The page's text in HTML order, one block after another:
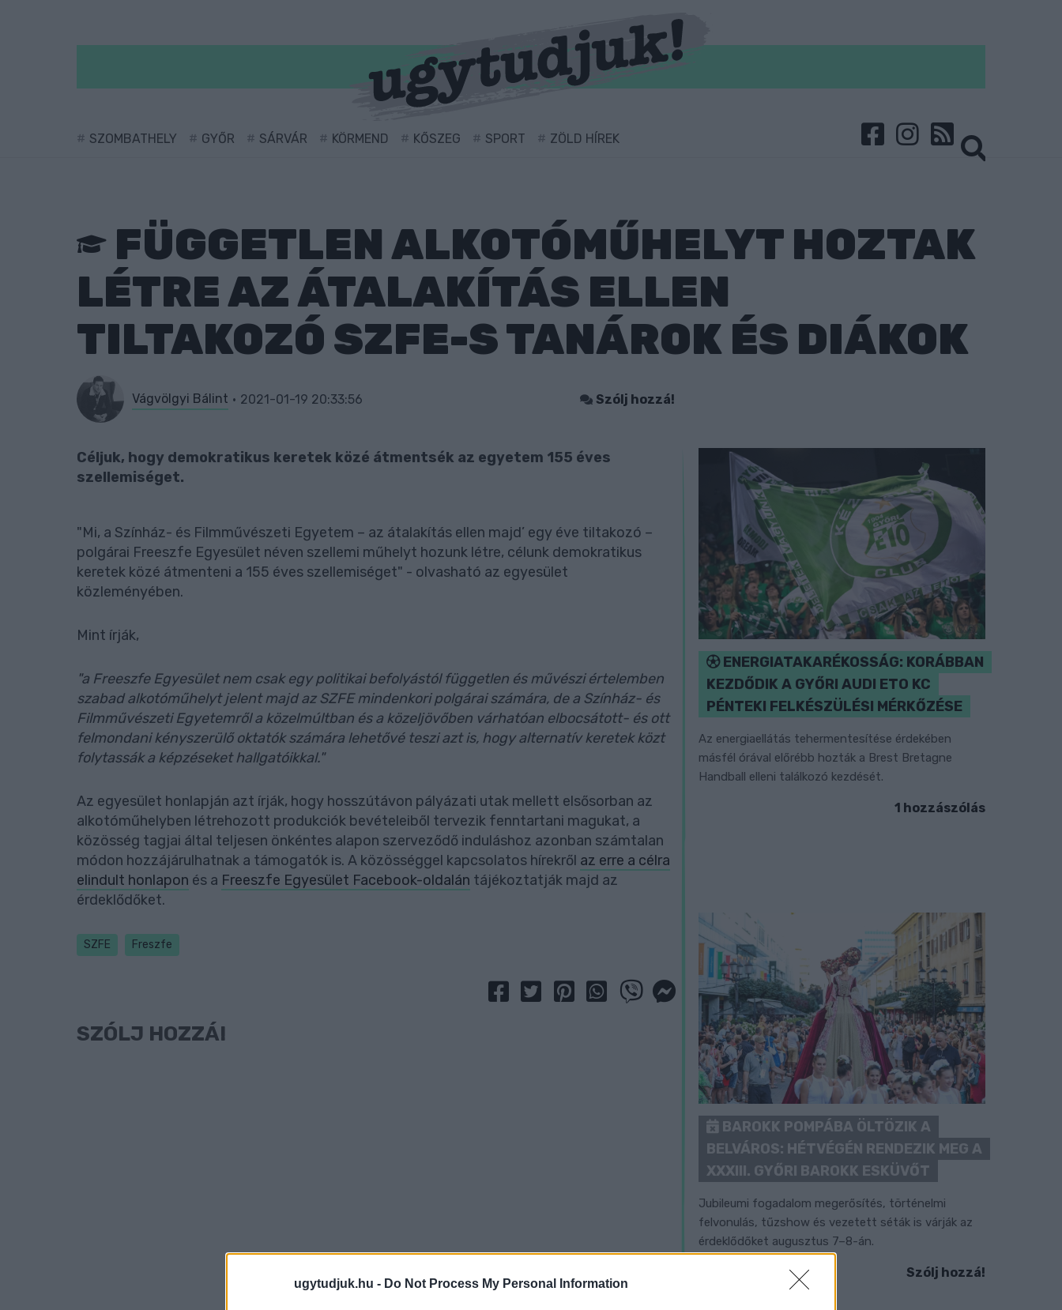
ugytudjuk.hu - Do Not Process My Personal Information
SZOMBATHELY GYŐR SÁRVÁR KÖRMEND KŐSZEG SPORT ZÖLD HÍREK
FÜGGETLEN ALKOTÓMŰHELYT HOZTAK
LÉTRE AZ ÁTALAKÍTÁS ELLEN
TILTAKOZÓ SZFE-S TANÁROK ÉS DIÁKOK
Vágvölgyi Bálint 2021-01-19 20:33:56 Szólj hozzá!
Céljuk, hogy demokratikus keretek közé átmentsék az egyetem 155 éves
szellemiséget.
"Mi, a Színház- és Filmművészeti Egyetem – az átalakítás ellen majd’ egy éve tiltakozó –
polgárai Freeszfe Egyesület néven szellemi műhelyt hozunk létre, célunk demokratikus
keretek közé átmenteni a 155 éves szellemiséget" - olvasható az egyesület
közleményében.
Mint írják,
"a Freeszfe Egyesület nem csak egy politikai befolyástól független és művészi értelemben
szabad alkotóműhelyt jelent majd az SZFE mindenkori polgárai számára, de a Színház- és
Filmművészeti Egyetemről a közelmúltban és a közeljövőben várhatóan elbocsátott- és ott
felmondani kényszerülő oktatók számára lehetővé teszi azt is, hogy alternatív keretek közt
folytassák a képzéseket hallgatóikkal."
Az egyesület honlapján azt írják, hogy hosszútávon pályázati utak mellett elsősorban az
alkotóműhelyben létrehozott produkciók bevételeiből tervezik fenntartani magukat, a
közösség tagjai által teljesen önkéntes alapon szerveződő induláshoz azonban számtalan
módon hozzájárulhatnak a támogatók is. A közösséggel kapcsolatos hírekről az erre a célra
elindult honlapon és a Freeszfe Egyesület Facebook-oldalán tájékoztatják majd az
érdeklődőket.
SZFE Freszfe
SZÓLJ HOZZÁ!
ENERGIATAKARÉKOSSÁG: KORÁBBAN
KEZDŐDIK A GYŐRI AUDI ETO KC
PÉNTEKI FELKÉSZÜLÉSI MÉRKŐZÉSE
Az energiaellátás tehermentesítése érdekében
másfél órával előrébb hozták a Brest Bretagne
Handball elleni találkozó kezdését.
1 hozzászólás
BAROKK POMPÁBA ÖLTÖZIK A
BELVÁROS: HÉTVÉGÉN RENDEZIK MEG A
XXXIII. GYŐRI BAROKK ESKÜVŐT
Jubileumi fogadalom megerősítés, történelmi
felvonulás, tűzshow és vezetett séták is várják az
érdeklődőket augusztus 7–8-án.
Szólj hozzá!